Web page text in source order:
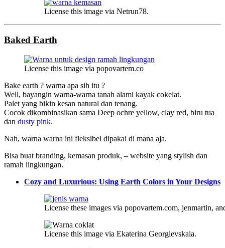
License this image via Netrun78.
Baked Earth
License this image via popovartem.co
Bake earth ? warna apa sih itu ?
Well, bayangin warna-warna tanah alami kayak cokelat.
Palet yang bikin kesan natural dan tenang.
Cocok dikombinasikan sama Deep ochre yellow, clay red, biru tua
dan dusty pink.
Nah, warna warna ini fleksibel dipakai di mana aja.
Bisa buat branding, kemasan produk, – website yang stylish dan
ramah lingkungan.
Cozy and Luxurious: Using Earth Colors in Your Designs
License these images via popovartem.com, jenmartin,
License this image via Ekaterina Georgievskaia.